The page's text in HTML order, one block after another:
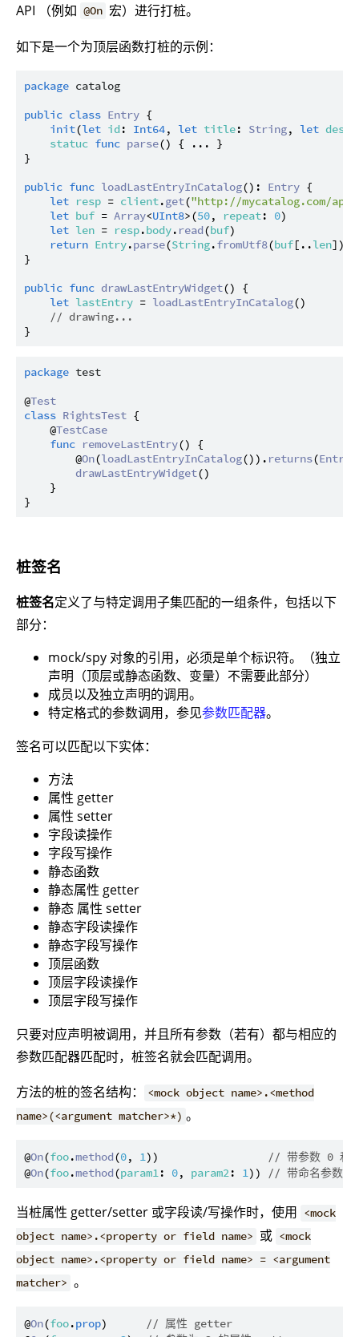
API （例如 @On 宏）进行打桩。
如下是一个为顶层函数打桩的示例：
package catalog
public class Entry {
init(let id: Int64, let title: String, let
statuc func parse() { ... }
}
public func loadLastEntryInCatalog(): Entry {
let resp = client.get("http://mycatalog.com/
let buf = Array<UInt8>(50, repeat: 0)
let len = resp.body. read(buf)
return Entry.parse(String.fromUtf8(buf[..len]))
}
public func drawLastEntryWidget() {
let lastEntry = loadLastEntryInCatalog()
// drawing...
package test
@Test
class RightsTest {
    @
TestCase
func removeLastEntry() {
        @
On(loadLastEntryInCatalog()). returns(Entry
drawLastEntryWidget()
    }
桩签名
桩签名定义了与特定调用子集匹配的一组条件，包括以下
部分：
mock/spy 对象的引用，必须是单个标识符。（独立
声明（顶层或静态函数、变量）不需要此部分）
成员以及独立声明的调用。
特定格式的参数调用，参见参数匹配器。
签名可以匹配以下实体：
方法
属性 getter
属性 setter
字段读操作
字段写操作
静态函数
静态属性 getter
静态 属性 setter
静态字段读操作
静态字段写操作
顶层函数
顶层字段读操作
顶层字段写操作
只要对应声明被调用，并且所有参数（若有）都与相应的
参数匹配器匹配时，桩签名就会匹配调用。
方法的桩的签名结构：
<mock object name>.<method
name>(<argument matcher>*) 。
@On(foo.method(0, 1))
// 带参数 0 和
@On(foo.method(param1: 0, param2: 1)) // 带命名参数的
当桩属性 getter/setter 或字段读/写操作时，使用 <mock
object name>.<property or field name> 或 <mock
object name>.<property or field name> = <argument
matcher> 。
@On(foo.prop)
// 属性 getter